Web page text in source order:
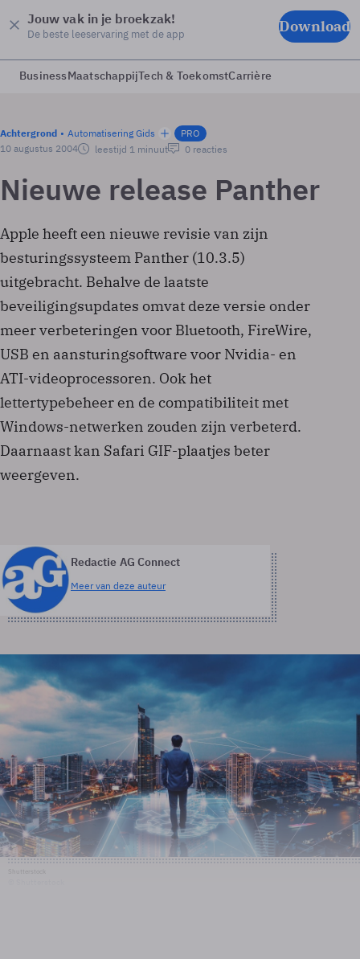
Jouw vak in je broekzak!
De beste leeservaring met de app Download
BusinessMaatschappijTech & ToekomstCarrière
Achtergrond Automatisering Gids
PRO
10 augustus 2004
leestijd 1 minuut 0 reacties
Nieuwe release Panther
Apple heeft een nieuwe revisie van zijn
besturingssysteem Panther (10.3.5)
uitgebracht. Behalve de laatste
beveiligingsupdates omvat deze versie onder
meer verbeteringen voor Bluetooth, FireWire,
USB en aansturingsoftware voor Nvidia- en
ATI-videoprocessoren. Ook het
lettertypebeheer en de compatibiliteit met
Windows-netwerken zouden zijn verbeterd.
Daarnaast kan Safari GIF-plaatjes beter
weergeven.
Redactie AG Connect
Meer van deze auteur